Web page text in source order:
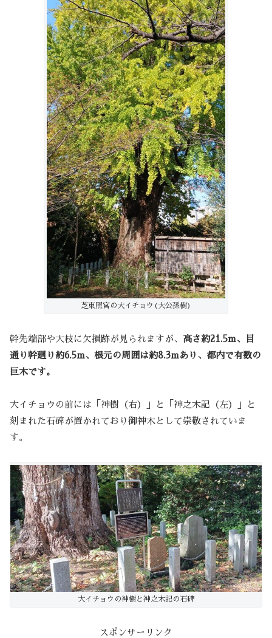
芝東照宮の大イチョウ(大公孫樹)
幹先端部や大枝に欠損跡が見られますが、 高さ約21.5m、目
通り幹廻り約6.5m、根元の周囲は約8.3mあり、都内で有数の
巨木です。
大イチョウの前には「神樹（右）」と「神之木記（左）」と
刻まれた石碑が置かれており御神木として崇敬されていま
す。
大イチョウの神樹と神之木記の石碑
スポンサーリンク